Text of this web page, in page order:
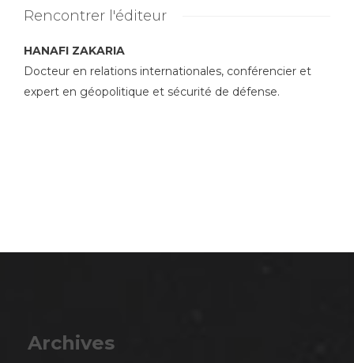
Rencontrer l'éditeur
HANAFI ZAKARIA
Docteur en relations internationales, conférencier et
expert en géopolitique et sécurité de défense.
Archives